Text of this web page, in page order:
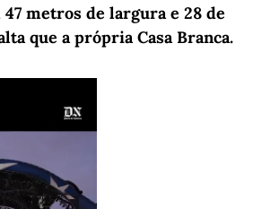
metros de largura e 28 de
que a própria Casa Branca.